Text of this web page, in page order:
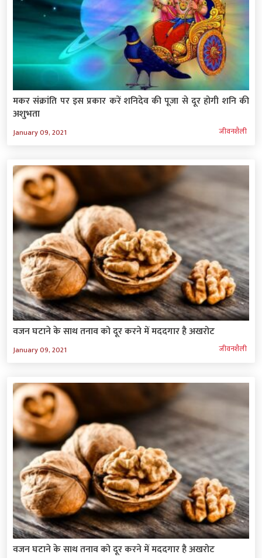
मकर संक्रांति पर इस प्रकार करें शनिदेव की पूजा से दूर होगी शनि की
अशुभता
January 09, 2021 जीवनशैली
वजन घटाने के साथ तनाव को दूर करने में मददगार है अखरोट
January 09, 2021 जीवनशैली
वजन घटाने के साथ तनाव को दूर करने में मददगार है अखरोट